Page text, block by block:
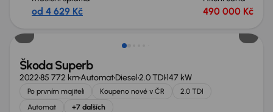
od 4 629 Kč 490 000 Kč
Možnost odpočtu DPH
Škoda Superb
202285 772 kmAutomatDiesel2.0 TDI147 kW
Po prvním majiteli Koupeno nové v ČR
2.0 TDI
Automat
+7 dalších